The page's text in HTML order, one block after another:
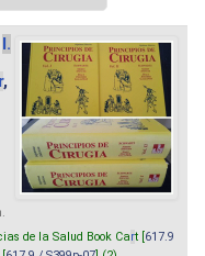
I.
r,
de la Salud Book Cart [ 617.9